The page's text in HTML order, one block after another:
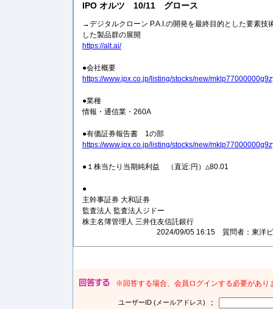
IPO オルツ 10/11 グロース
→デジタルクローン P.A.I.の開発を最終目的とした要素技
した製品群の展開
https://alt.ai/
●会社概要
https://www.jpx.co.jp/listing/stocks/new/
●業種
情報・通信業・260A
●有価証券報告書 1の部
https://www.jpx.co.jp/listing/stocks/new/
●１株当たり当期純利益 （直近:円）△80.01
●
主幹事証券 大和証券
監査法人 監査法人ジドー
株主名簿管理人 三井住友信託銀行
2024/09/05 16:15 質問者：東洋
※回答する場合、会員ログインする必要があり
ユーザーID (メールアドレス) ：